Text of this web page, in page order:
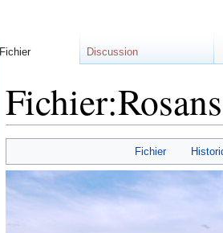
Fichier
Fichier Discussion